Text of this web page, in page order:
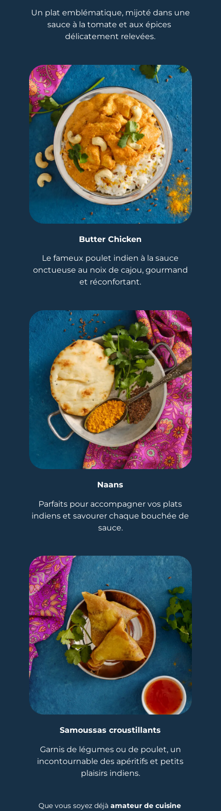
Un plat emblématique, mijoté dans une
sauce à la tomate et aux épices
délicatement relevées.
Butter Chicken
Le fameux poulet indien à la sauce
onctueuse au noix de cajou, gourmand
et réconfortant.
Naans
Parfaits pour accompagner vos plats
indiens et savourer chaque bouchée de
sauce.
Samoussas croustillants
Garnis de légumes ou de poulet, un
incontournable des apéritifs et petits
plaisirs indiens.
Que vous soyez déjà amateur de cuisine